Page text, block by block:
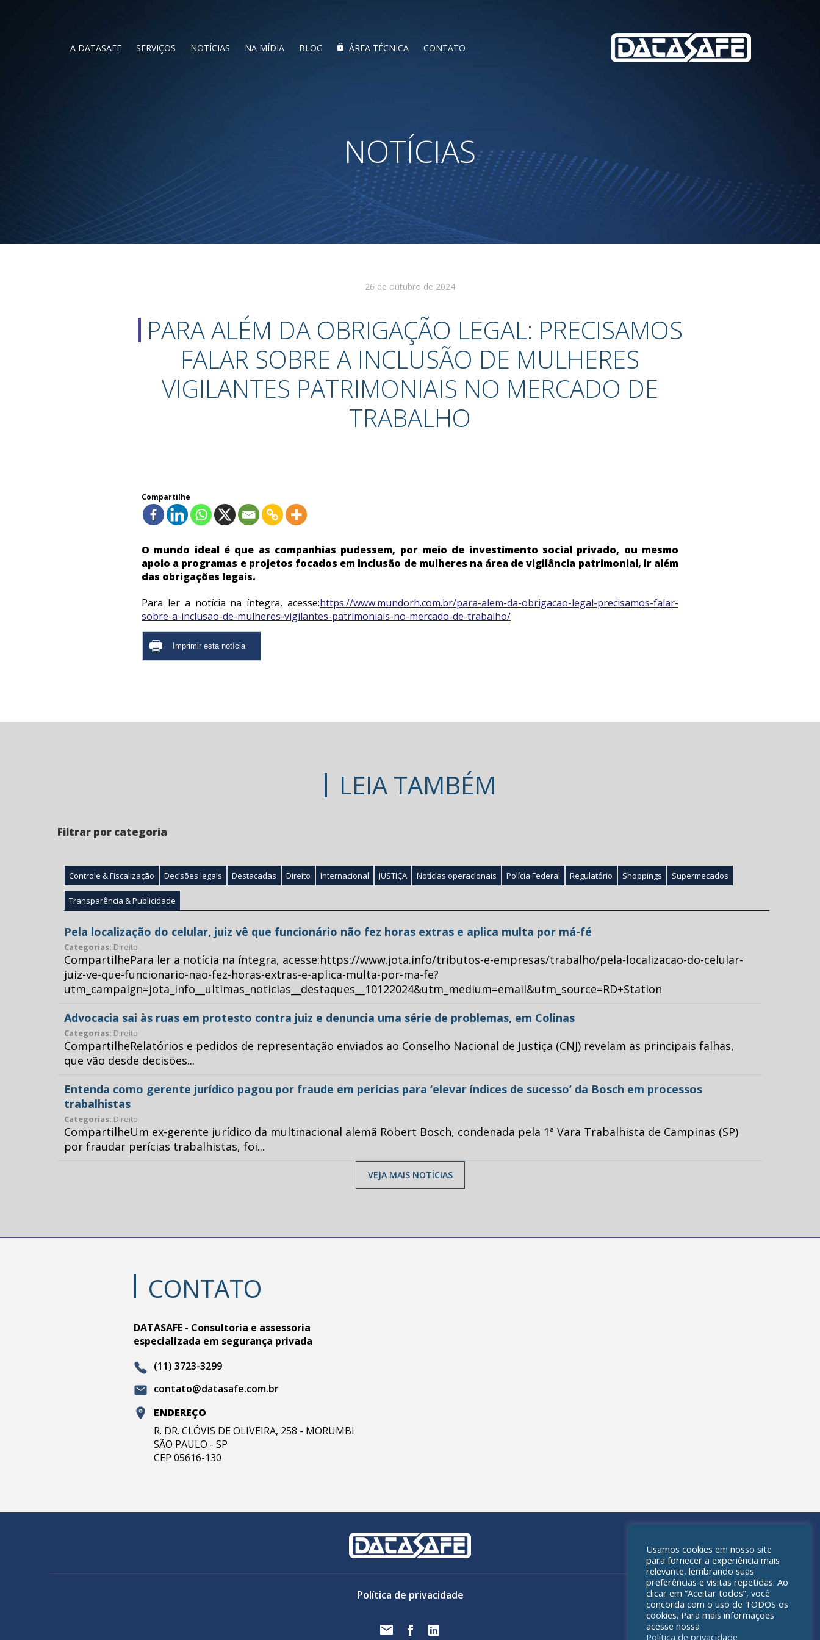
A DATASAFE SERVIÇOS NOTÍCIAS NA MÍDIA BLOG ÁREA TÉCNICA CONTATO
NOTÍCIAS
26 de outubro de 2024
PARA ALÉM DA OBRIGAÇÃO LEGAL: PRECISAMOS
FALAR SOBRE A INCLUSÃO DE MULHERES
VIGILANTES PATRIMONIAIS NO MERCADO DE
TRABALHO
Compartilhe
O mundo ideal é que as companhias pudessem, por meio de investimento social privado, ou mesmo
apoio a programas e projetos focados em inclusão de mulheres na área de vigilância patrimonial, ir além
das obrigações legais.
Para ler a notícia na íntegra, acesse:https://www.mundorh.com.br/para-alem-da-obrigacao-legal-precisamos-falar-
sobre-a-inclusao-de-mulheres-vigilantes-patrimoniais-no-mercado-de-trabalho/
LEIA TAMBÉM
Filtrar por categoria
Controle & Fiscalização Decisões legais Destacadas Direito Internacional JUSTIÇA Notícias operacionais Polícia Federal Regulatório Shoppings Supermecados
Transparência & Publicidade
Pela localização do celular, juiz vê que funcionário não fez horas extras e aplica multa por má-fé
Categorias: Direito
CompartilhePara ler a notícia na íntegra, acesse:https://www.jota.info/tributos-e-empresas/trabalho/pela-localizacao-do-celular-
juiz-ve-que-funcionario-nao-fez-horas-extras-e-aplica-multa-por-ma-fe?
utm_campaign=jota_info__ultimas_noticias__destaques__10122024&utm_medium=email&utm_source=RD+Station
Advocacia sai às ruas em protesto contra juiz e denuncia uma série de problemas, em Colinas
Categorias: Direito
CompartilheRelatórios e pedidos de representação enviados ao Conselho Nacional de Justiça (CNJ) revelam as principais falhas,
que vão desde decisões...
Entenda como gerente jurídico pagou por fraude em perícias para ‘elevar índices de sucesso’ da Bosch em processos
trabalhistas
Categorias: Direito
CompartilheUm ex-gerente jurídico da multinacional alemã Robert Bosch, condenada pela 1ª Vara Trabalhista de Campinas (SP)
por fraudar perícias trabalhistas, foi...
VEJA MAIS NOTÍCIAS
CONTATO
DATASAFE - Consultoria e assessoria
especializada em segurança privada
(11) 3723-3299
contato@datasafe.com.br
ENDEREÇO
R. DR. CLÓVIS DE OLIVEIRA, 258 - MORUMBI
SÃO PAULO - SP
CEP 05616-130
Política de privacidade
Usamos cookies em nosso site
para fornecer a experiência mais
relevante, lembrando suas
preferências e visitas repetidas. Ao
clicar em “Aceitar todos”, você
concorda com o uso de TODOS os
cookies. Para mais informações
acesse nossa
Política de privacidade